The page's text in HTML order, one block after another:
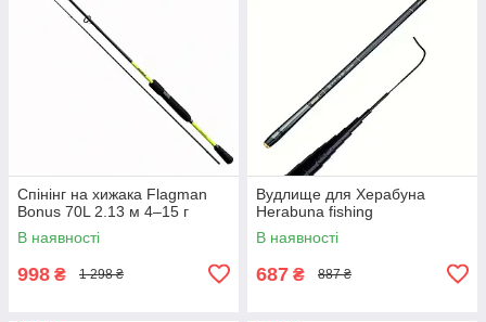
Спінінг на хижака Flagman
Bonus 70L 2.13 м 4–15 г
В наявності
998 ₴ 1 298 ₴
Вудлище для Херабуна
Herabuna fishing
В наявності
687 ₴ 887 ₴